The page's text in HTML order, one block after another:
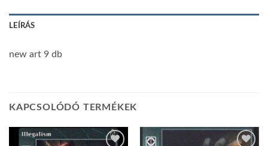
LEÍRÁS
new art 9 db
KAPCSOLÓDÓ TERMÉKEK